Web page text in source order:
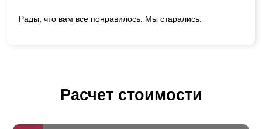
Рады, что вам все понравилось. Мы старались.
Расчет стоимости